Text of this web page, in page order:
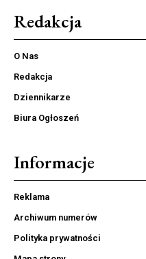
Redakcja
O Nas
Redakcja
Dziennikarze
Biura Ogłoszeń
Informacje
Reklama
Archiwum numerów
Polityka prywatności